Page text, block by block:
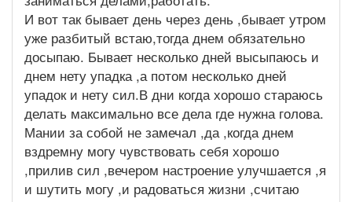
И вот так бывает день через день ,бывает утром
уже разбитый встаю,тогда днем обязательно
досыпаю. Бывает несколько дней высыпаюсь и
днем нету упадка ,а потом несколько дней
упадок и нету сил.В дни когда хорошо стараюсь
делать максимально все дела где нужна голова.
Мании за собой не замечал ,да ,когда днем
вздремну могу чувствовать себя хорошо
,прилив сил ,вечером настроение улучшается ,я
и шутить могу ,и радоваться жизни ,считаю